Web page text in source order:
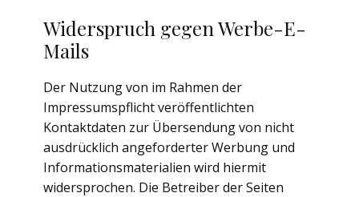
Widerspruch gegen Werbe-E-
Mails
Der Nutzung von im Rahmen der
Impressumspflicht veröffentlichten
Kontaktdaten zur Übersendung von nicht
ausdrücklich angeforderter Werbung und
Informationsmaterialien wird hiermit
widersprochen. Die Betreiber der Seiten